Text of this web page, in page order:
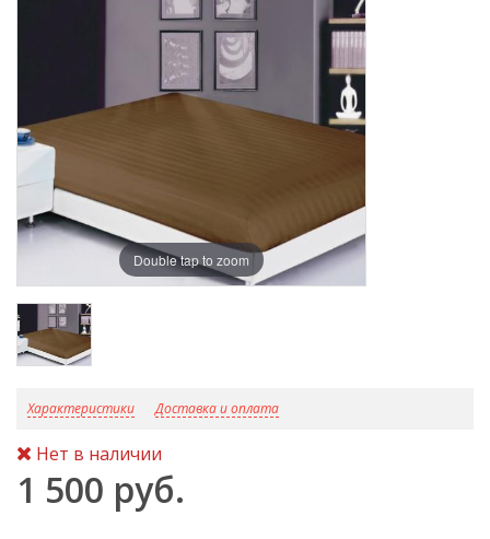
Double tap to zoom
Характеристики Доставка и оплата
Нет в наличии
1 500 руб.